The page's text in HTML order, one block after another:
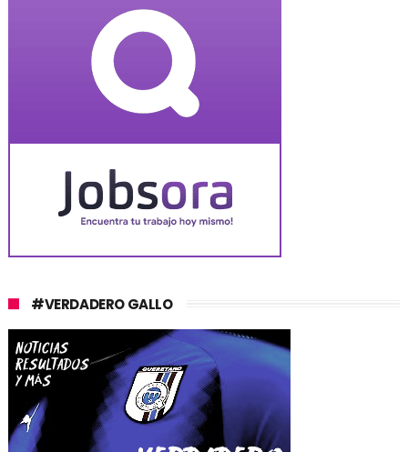
#VERDADERO GALLO